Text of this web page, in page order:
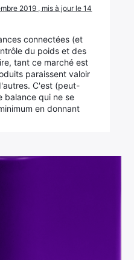
2019 , mis à jour le 14
connectées (et
du poids et des
tant ce marché est
paraissent valoir
C'est (peut-
balance qui ne se
en donnant